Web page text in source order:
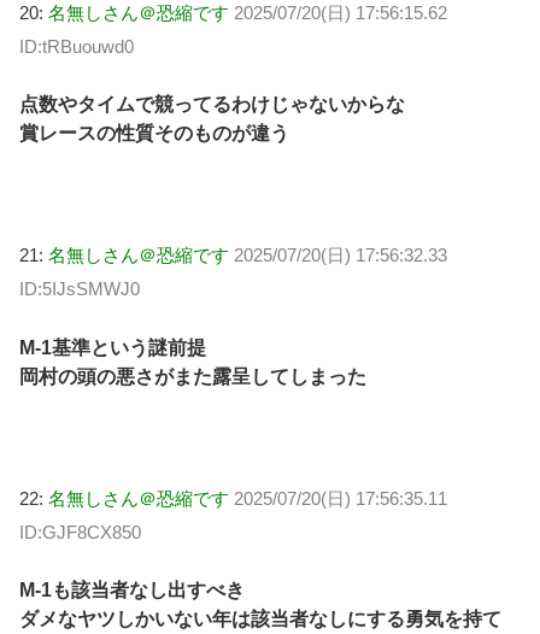
20: 名無しさん＠恐縮です 2025/07/20(日) 17:56:15.62
ID:tRBuouwd0
点数やタイムで競ってるわけじゃないからな
賞レースの性質そのものが違う
21: 名無しさん＠恐縮です 2025/07/20(日) 17:56:32.33
ID:5IJsSMWJ0
M-1基準という謎前提
岡村の頭の悪さがまた露呈してしまった
22: 名無しさん＠恐縮です 2025/07/20(日) 17:56:35.11
ID:GJF8CX850
M-1も該当者なし出すべき
ダメなヤツしかいない年は該当者なしにする勇気を持て